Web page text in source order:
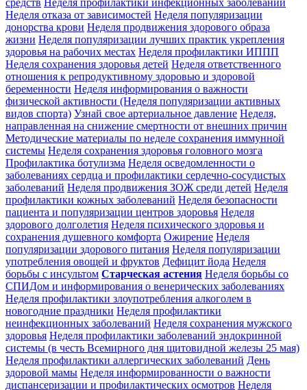
средств Неделя профилактики инфекционных заболеваний
Неделя отказа от зависимостей Неделя популяризации
донорства крови Неделя продвижения здорового образа
жизни Неделя популяризации лучших практик укрепления
здоровья на рабочих местах Неделя профилактики ИППП
Неделя сохранения здоровья детей Неделя ответственного
отношения к репродуктивному здоровью и здоровой
беременности Неделя информирования о важности
физической активности (Неделя популяризации активных
видов спорта) Узнай свое артериальное давление Неделя,
направленная на снижение смертности от внешних причин
Методические материалы по неделе сохранения иммунной
системы Неделя сохранения здоровья головного мозга
Профилактика ботулизма Неделя осведомленности о
заболеваниях сердца и профилактики сердечно-сосудистых
заболеваний Неделя продвижения ЗОЖ среди детей Неделя
профилактики кожных заболеваний Неделя безопасности
пациента и популяризации центров здоровья Неделя
здорового долголетия Неделя психического здоровья и
сохранения душевного комфорта Ожирение Неделя
популяризации здорового питания Неделя популяризации
употребления овощей и фруктов Дефицит йода Неделя
борьбы с инсультом Старческая астения Неделя борьбы со
СПИДом и информирования о венерических заболеваниях
Неделя профилактики злоупотребления алкоголем в
новогодние праздники Неделя профилактики
неинфекционных заболеваний Неделя сохранения мужского
здоровья Неделя профилактики заболеваний эндокринной
системы (в честь Всемирного дня щитовидной железы 25 мая)
Неделя профилактики аллергических заболеваний День
здоровой мамы Неделя информированности о важности
диспансеризации и профилактических осмотров Неделя